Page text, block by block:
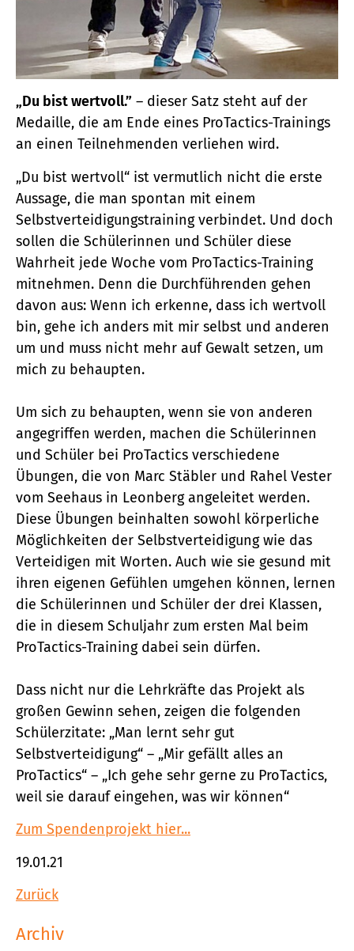
„Du bist wertvoll.” – dieser Satz steht auf der
Medaille, die am Ende eines ProTactics-Trainings
an einen Teilnehmenden verliehen wird.
„Du bist wertvoll“ ist vermutlich nicht die erste
Aussage, die man spontan mit einem
Selbstverteidigungstraining verbindet. Und doch
sollen die Schülerinnen und Schüler diese
Wahrheit jede Woche vom ProTactics-Training
mitnehmen. Denn die Durchführenden gehen
davon aus: Wenn ich erkenne, dass ich wertvoll
bin, gehe ich anders mit mir selbst und anderen
um und muss nicht mehr auf Gewalt setzen, um
mich zu behaupten.
Um sich zu behaupten, wenn sie von anderen
angegriffen werden, machen die Schülerinnen
und Schüler bei ProTactics verschiedene
Übungen, die von Marc Stäbler und Rahel Vester
vom Seehaus in Leonberg angeleitet werden.
Diese Übungen beinhalten sowohl körperliche
Möglichkeiten der Selbstverteidigung wie das
Verteidigen mit Worten. Auch wie sie gesund mit
ihren eigenen Gefühlen umgehen können, lernen
die Schülerinnen und Schüler der drei Klassen,
die in diesem Schuljahr zum ersten Mal beim
ProTactics-Training dabei sein dürfen.
Dass nicht nur die Lehrkräfte das Projekt als
großen Gewinn sehen, zeigen die folgenden
Schülerzitate: „Man lernt sehr gut
Selbstverteidigung“ – „Mir gefällt alles an
ProTactics“ – „Ich gehe sehr gerne zu ProTactics,
weil sie darauf eingehen, was wir können“
Zum Spendenprojekt hier...
19.01.21
Zurück
Archiv